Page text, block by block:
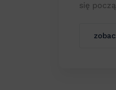
się